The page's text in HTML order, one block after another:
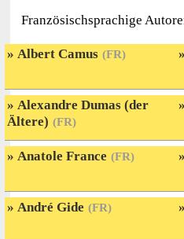
Französischsprachige
Albert Camus (FR)
Alexandre Dumas (der
Ältere) (FR)
Anatole France (FR)
André Gide (FR)